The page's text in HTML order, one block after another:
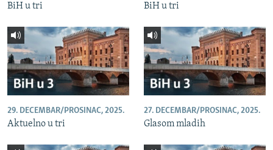
BiH u tri BiH u tri
29. DECEMBAR/PROSINAC, 2025.
Aktuelno u tri
27. DECEMBAR/PROSINAC, 2025.
Glasom mladih